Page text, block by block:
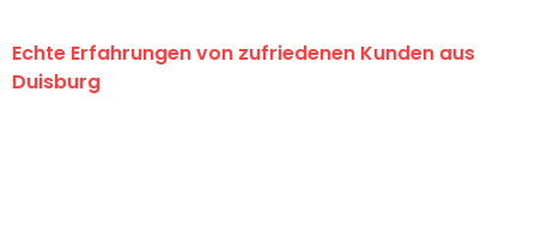
Echte Erfahrungen von zufriedenen Kunden aus
Duisburg